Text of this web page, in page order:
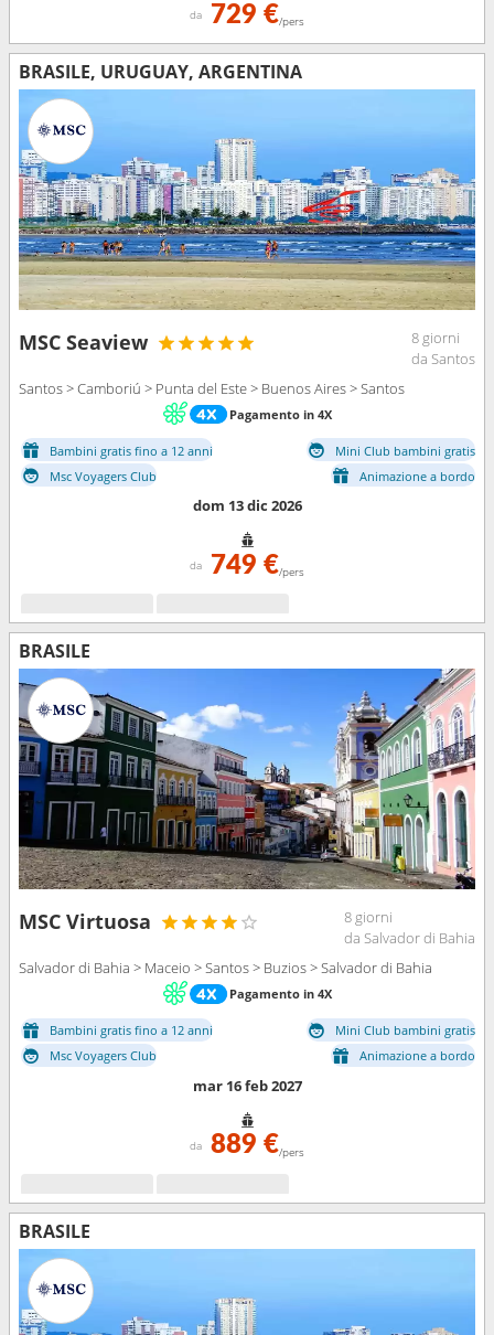
da 729 €/pers
BRASILE, URUGUAY, ARGENTINA
MSC Seaview
8 giorni
da Santos
Santos > Camboriú > Punta del Este > Buenos Aires > Santos
Pagamento in 4X
Bambini gratis fino a 12 anni
Mini Club bambini gratis
Msc Voyagers Club
Animazione a bordo
dom 13 dic 2026
da 749 €/pers
BRASILE
MSC Virtuosa
8 giorni
da Salvador di Bahia
Salvador di Bahia > Maceio > Santos > Buzios > Salvador di Bahia
Pagamento in 4X
Bambini gratis fino a 12 anni
Mini Club bambini gratis
Msc Voyagers Club
Animazione a bordo
mar 16 feb 2027
da 889 €/pers
BRASILE